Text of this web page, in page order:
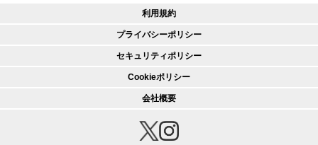
利用規約
プライバシーポリシー
セキュリティポリシー
Cookieポリシー
会社概要